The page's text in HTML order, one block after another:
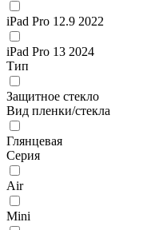
iPad Pro 12.9 2022
iPad Pro 13 2024
Тип
Защитное стекло
Вид пленки/стекла
Глянцевая
Серия
Air
Mini